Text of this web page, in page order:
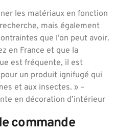
les matériaux en fonction
mais également
que l’on peut avoir.
en France et que la
est fréquente, il est
un produit ignifugé qui
et aux insectes. » –
en décoration d’intérieur
commande